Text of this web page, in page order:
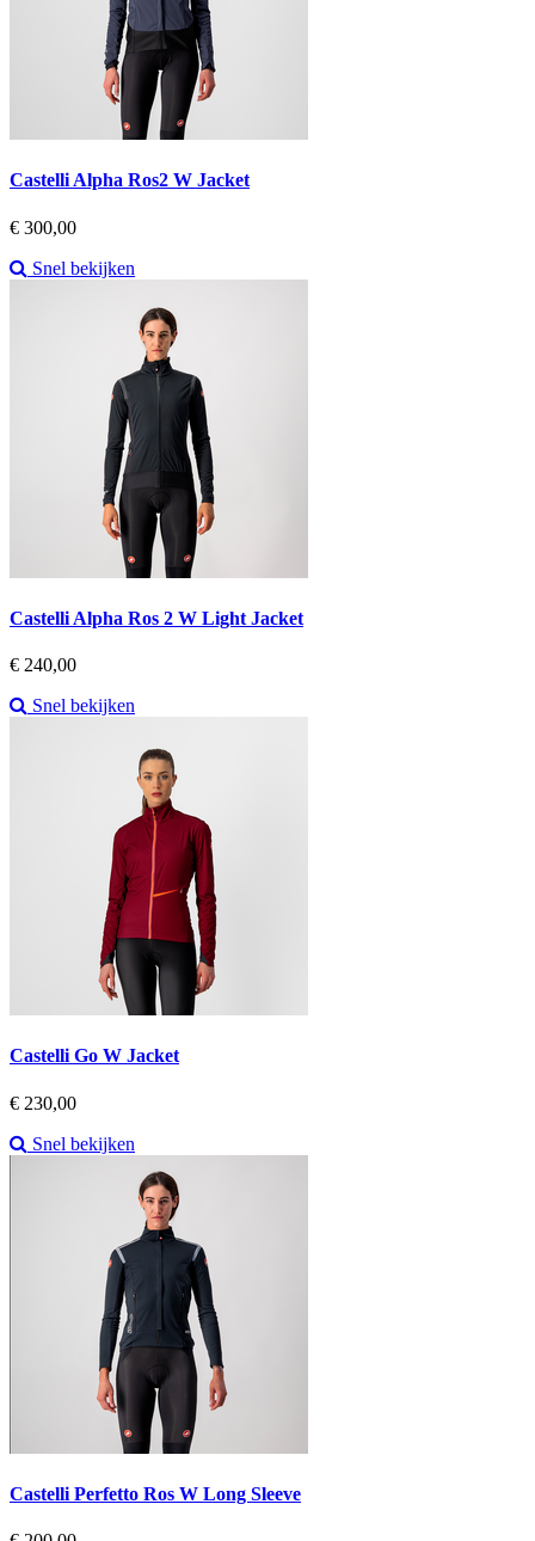
Castelli Alpha Ros2 W Jacket
Prijs
€ 300,00
Snel bekijken
Castelli Alpha Ros 2 W Light Jacket
Prijs
€ 240,00
Snel bekijken
Castelli Go W Jacket
Prijs
€ 230,00
Snel bekijken
Castelli Perfetto Ros W Long Sleeve